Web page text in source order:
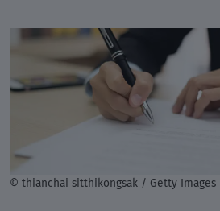
© thianchai sitthikongsak / Getty Images